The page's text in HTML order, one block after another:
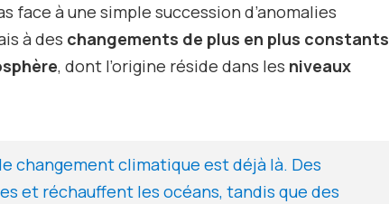
face à une simple succession d’anomalies
à des changements de plus en plus constants
, dont l’origine réside dans les niveaux
changement climatique est déjà là. Des
et réchauffent les océans, tandis que des